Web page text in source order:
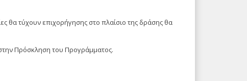
θα τύχουν επιχορήγησης στο πλαίσιο της δράσης θα
στην Πρόσκληση του Προγράμματος.